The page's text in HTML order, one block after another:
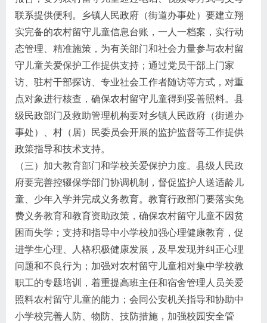
联系提供便利。乡镇人民政府（街道办事处）要建立翔
实完备的农村留守儿童信息台账，一人一档案，实行动
态管理、精准施策，为有关部门和社会力量参与农村留
守儿童关爱保护工作提供支持；通过党员干部上门家
访、驻村干部探访、专业社会工作者随访等方式，对重
点对象进行核查，确保农村留守儿童得到妥善照料。县
级民政部门及救助管理机构要对乡镇人民政府（街道办
事处）、村（居）民委员会开展的监护监督等工作提供
政策指导和技术支持。
（三）加大教育部门和学校关爱保护力度。县级人民政
府要完善控辍保学部门协调机制，督促监护人送适龄儿
童、少年入学并完成义务教育。教育行政部门要落实免
费义务教育和教育资助政策，确保农村留守儿童不因贫
困而失学；支持和指导中小学校加强心理健康教育，促
进学生心理、人格积极健康发展，及早发现并纠正心理
问题和不良行为；加强对农村留守儿童相对集中学校教
职工的专题培训，着重提高班主任和宿舍管理人员关爱
照料农村留守儿童的能力；会同公安机关指导和协助中
小学校完善人防、物防、技防措施，加强校园安全管